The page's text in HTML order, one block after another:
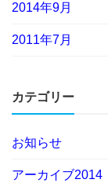
2014年9月
2011年7月
カテゴリー
お知らせ
アーカイブ2014